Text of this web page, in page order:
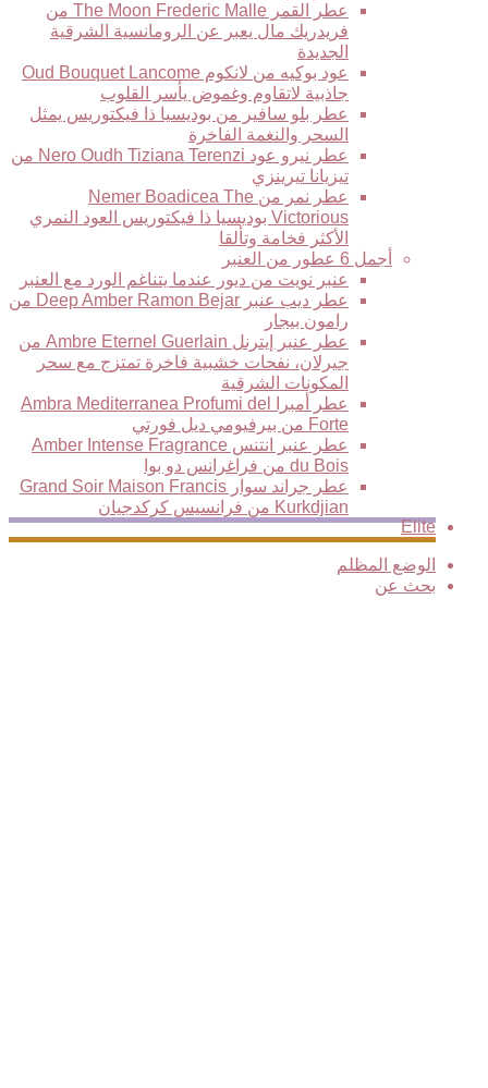
عطر القمر The Moon Frederic Malle من
فريدريك مال يعبر عن الرومانسية الشرقية
الجديدة
عود بوكيه من لانكوم Oud Bouquet Lancome
جاذبية لاتقاوم وغموض يأسر القلوب
عطر بلو سافير من بوديسيا ذا فيكتوريس يمثل
السحر والنغمة الفاخرة
عطر نيرو عود Nero Oudh Tiziana Terenzi من
تيزيانا تيرينزي
عطر نمر من Nemer Boadicea The
Victorious بوديسيا ذا فيكتوريس العود النمري
الأكثر فخامة وتألقا
أجمل 6 عطور من العنبر
عنبر نويت من ديور عندما يتناغم الورد مع العنبر
عطر ديب عنبر Deep Amber Ramon Bejar من
رامون بيجار
عطر عنبر إيترنل Ambre Eternel Guerlain من
جيرلان، نفحات خشبية فاخرة تمتزج مع سحر
المكونات الشرقية
عطر أمبرا Ambra Mediterranea Profumi del
Forte من بيرفيومي ديل فورتي
عطر عنبر انتنس Amber Intense Fragrance
du Bois من فراغرانس دو بوا
عطر جراند سوار Grand Soir Maison Francis
Kurkdjian من فرانسيس كركدجيان
Elite
الوضع المظلم
بحث عن